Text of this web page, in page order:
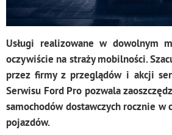
Usługi realizowane w dowolnym
oczywiście na straży mobilności.
przez firmy z przeglądów i akcji
Serwisu Ford Pro pozwala
samochodów dostawczych rocznie w
pojazdów.